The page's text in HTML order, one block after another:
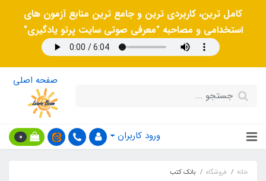
کامل ترین، کاربردی ترین و جامع ترین منابع آزمون های
استخدامی و مصاحبه "معرفی صوتی سایت پرتو یادگیری"
صفحه اصلی
ورود کاربران 0
خانه فروشگاه بانک کتب